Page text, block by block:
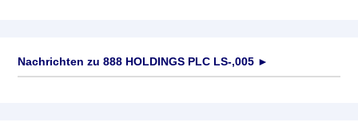
Nachrichten zu 888 HOLDINGS PLC LS-,005 ►